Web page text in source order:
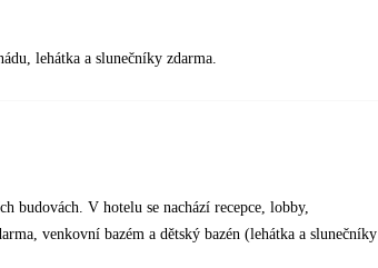
lehátka a slunečníky zdarma.
budovách. V hotelu se nachází recepce, lobby,
venkovní bazém a dětský bazén (lehátka a slunečníky